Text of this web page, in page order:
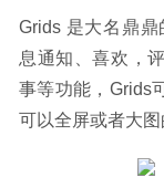
Grids 是大名鼎
息通知、喜欢，
事等功能，Grids
可以全屏或者大图